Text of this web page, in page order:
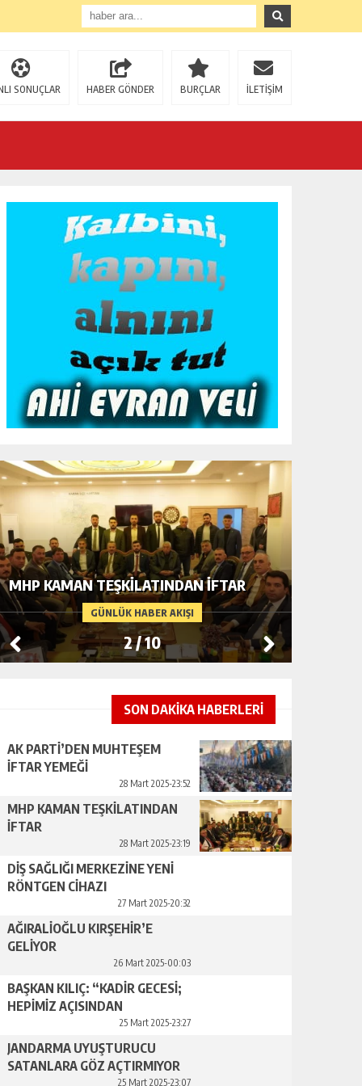
SONUÇLAR HABER GÖNDER BURÇLAR İLETİŞİM
GÜNLÜK HABER AKIŞI
MHP KAMAN TEŞKİLATINDAN İFTAR
2/10
SON DAKİKA HABERLERİ
AK PARTİ’DEN MUHTEŞEM
İFTAR YEMEĞİ
28 Mart 2025-23:52
MHP KAMAN TEŞKİLATINDAN
İFTAR
28 Mart 2025-23:19
DİŞ SAĞLIĞI MERKEZİNE YENİ
RÖNTGEN CİHAZI
27 Mart 2025-20:32
AĞIRALİOĞLU KIRŞEHİR’E
GELİYOR
26 Mart 2025-00:03
BAŞKAN KILIÇ: “KADİR GECESİ;
HEPİMİZ AÇISINDAN
VAZGEÇİLMEZ ÖNEM VE
DEĞERDEDİR”
25 Mart 2025-23:27
JANDARMA UYUŞTURUCU
SATANLARA GÖZ AÇTIRMIYOR
25 Mart 2025-23:07